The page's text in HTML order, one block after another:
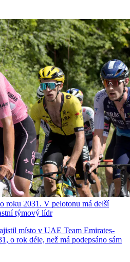
roku 2031. V pelotonu má delší
týmový lídr
místo v UAE Team Emirates-
o rok déle, než má podepsáno sám